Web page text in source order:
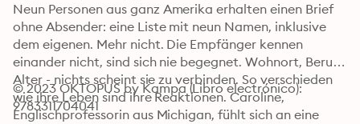
Neun Personen aus ganz Amerika erhalten einen Brief
ohne Absender: eine Liste mit neun Namen, inklusive
dem eigenen. Mehr nicht. Die Empfänger kennen
einander nicht, sind sich nie begegnet. Wohnort, Beruf,
Alter - nichts scheint sie zu verbinden. So verschieden
wie ihre Leben sind ihre Reaktionen. Caroline,
Englischprofessorin aus Michigan, fühlt sich an eine
© 2023 OKTOPUS by Kampa (Libro electrónico):
9783311704041